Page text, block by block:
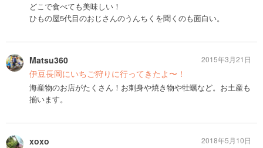
どこで食べても美味しい！
ひもの屋5代目のおじさんのうんちくを聞くのも面白い。
Matsu360
伊豆長岡にいちご狩りに行ってきたよ〜！
海産物のお店がたくさん！お刺身や焼き物や牡蠣など。お土産も
揃います。
2015年3月21日
xoxo 2018年5月10日